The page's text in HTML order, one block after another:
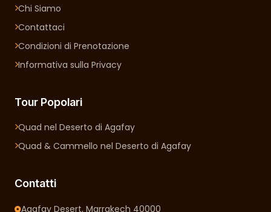
Chi Siamo
Contattaci
Condizioni di Prenotazione
Informativa sulla Privacy
Tour Popolari
Quad nel Deserto di Agafay
Quad & Cammello nel Deserto di Agafay
Contatti
Agafay Desert, Marrakech 40000